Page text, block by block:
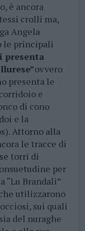
è ancora
crolli ma,
Angela
le principali
presenta
ovvero
presenta le
e
di cono
e la
Attorno alla
le tracce di
torri di
per
“Lu Brandali”
utilizzarono
sui quali
del nuraghe